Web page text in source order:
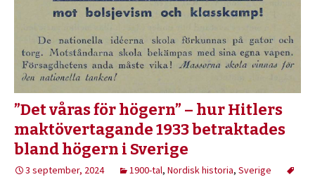
”Det våras för högern” – hur Hitlers
maktövertagande 1933 betraktades
bland högern i Sverige
3 september, 2024 1900-tal, Nordisk historia, Sverige